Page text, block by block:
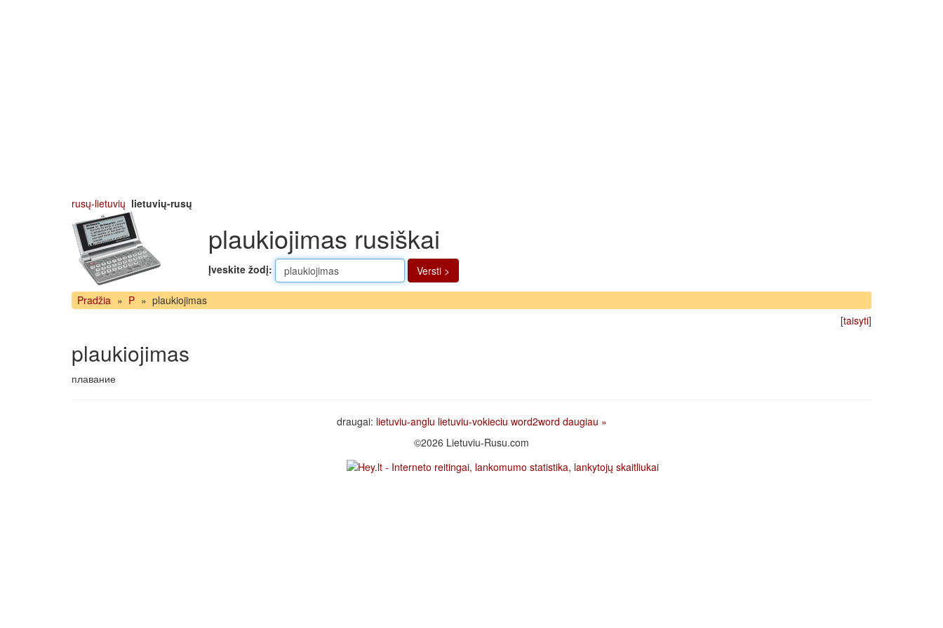
rusų-lietuvių lietuvių-rusų
plaukiojimas rusiškai
Įveskite žodį: Versti >
Pradžia » P » plaukiojimas
[taisyti]
plaukiojimas
плавание
draugai: lietuviu-anglu lietuviu-vokieciu word2word daugiau »
©2026 Lietuviu-Rusu.com